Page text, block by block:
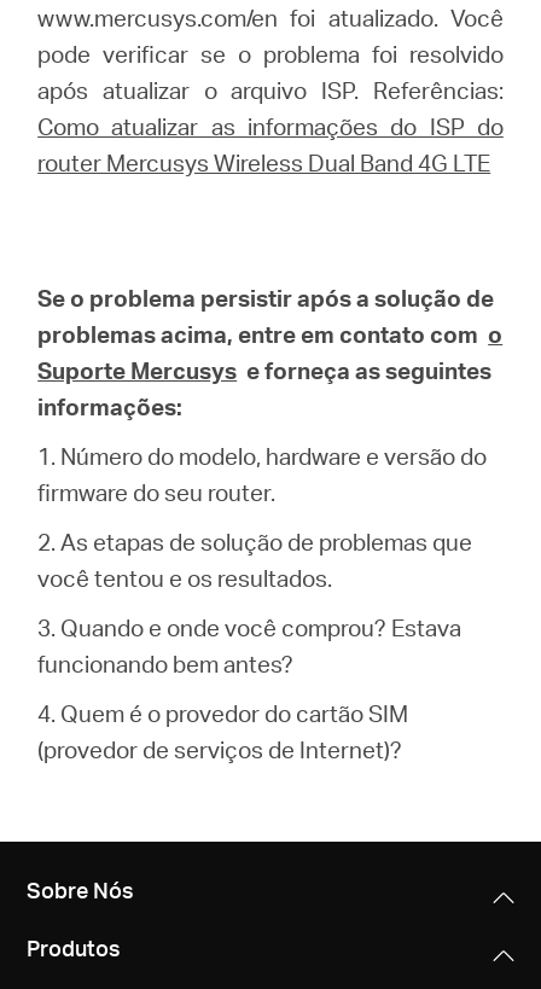
www.mercusys.com/en foi atualizado. Você
pode verificar se o problema foi resolvido
após atualizar o arquivo ISP. Referências:
Como atualizar as informações do ISP do
router Mercusys Wireless Dual Band 4G LTE
Se o problema persistir após a solução de
problemas acima, entre em contato com o
Suporte Mercusys e forneça as seguintes
informações:
1. Número do modelo, hardware e versão do
firmware do seu router.
2. As etapas de solução de problemas que
você tentou e os resultados.
3. Quando e onde você comprou? Estava
funcionando bem antes?
4. Quem é o provedor do cartão SIM
(provedor de serviços de Internet)?
Sobre Nós
Produtos